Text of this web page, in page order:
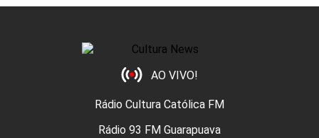
AO VIVO!
Rádio Cultura Católica FM
Rádio 93 FM Guarapuava